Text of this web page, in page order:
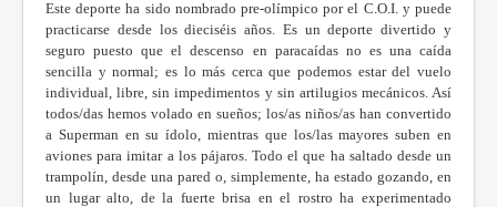
Este deporte ha sido nombrado pre-olímpico por el C.O.I. y puede
practicarse desde los dieciséis años. Es un deporte divertido y
seguro puesto que el descenso en paracaídas no es una caída
sencilla y normal; es lo más cerca que podemos estar del vuelo
individual, libre, sin impedimentos y sin artilugios mecánicos. Así
todos/das hemos volado en sueños; los/as niños/as han convertido
a Superman en su ídolo, mientras que los/las mayores suben en
aviones para imitar a los pájaros. Todo el que ha saltado desde un
trampolín, desde una pared o, simplemente, ha estado gozando, en
un lugar alto, de la fuerte brisa en el rostro ha experimentado